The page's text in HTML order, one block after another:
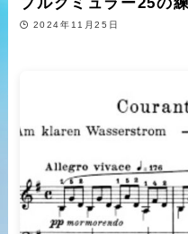
2024年11月25日